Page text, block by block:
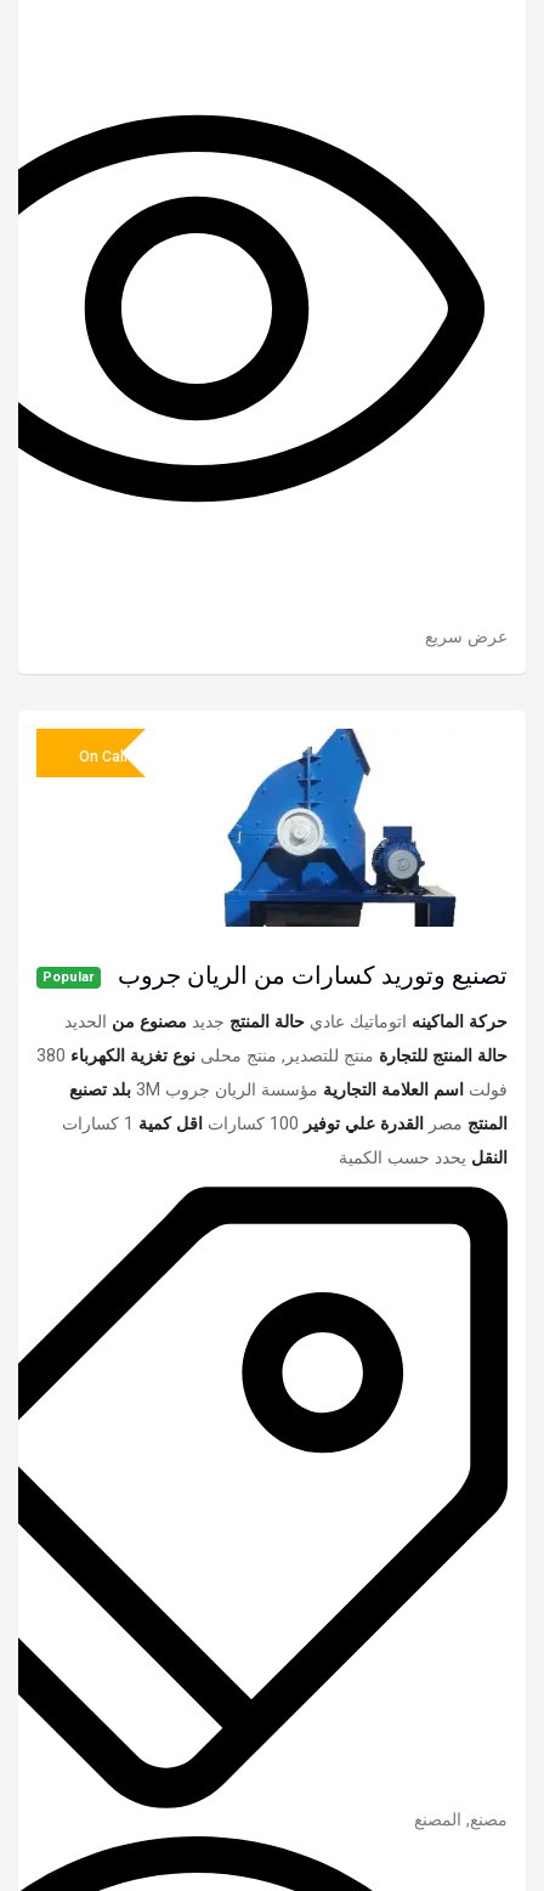
عرض سريع
تصنيع وتوريد كسارات من الريان جروب Popular
حركة الماكينه اتوماتيك عادي حالة المنتج جديد مصنوع من الحديد
حالة المنتج للتجارة منتج للتصدير, منتج محلى نوع تغزية الكهرباء 380
فولت اسم العلامة التجارية مؤسسة الريان جروب 3M
بلد تصنبع
المنتج مصر القدرة علي توفير 100 كسارات اقل كمية 1 كسارات
النقل يحدد حسب الكمية
مصنع, المصنع
On Call